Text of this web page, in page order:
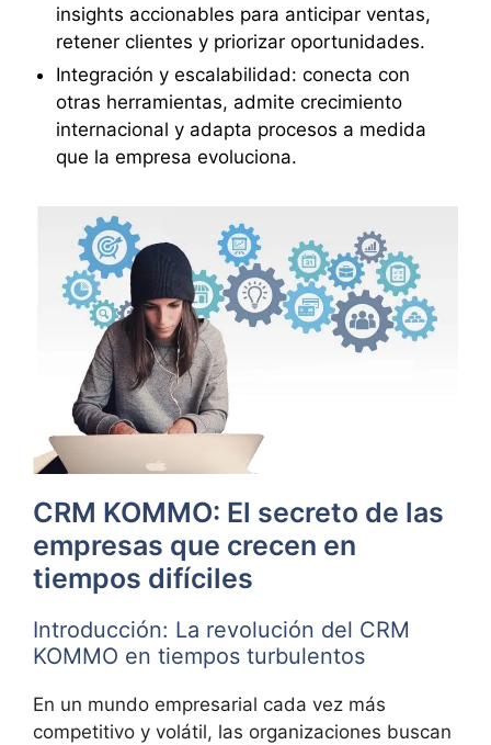
insights accionables para anticipar ventas,
retener clientes y priorizar oportunidades.
Integración y escalabilidad: conecta con
otras herramientas, admite crecimiento
internacional y adapta procesos a medida
que la empresa evoluciona.
CRM KOMMO: El secreto de las
empresas que crecen en
tiempos difíciles
Introducción: La revolución del CRM
KOMMO en tiempos turbulentos
En un mundo empresarial cada vez más
competitivo y volátil, las organizaciones buscan